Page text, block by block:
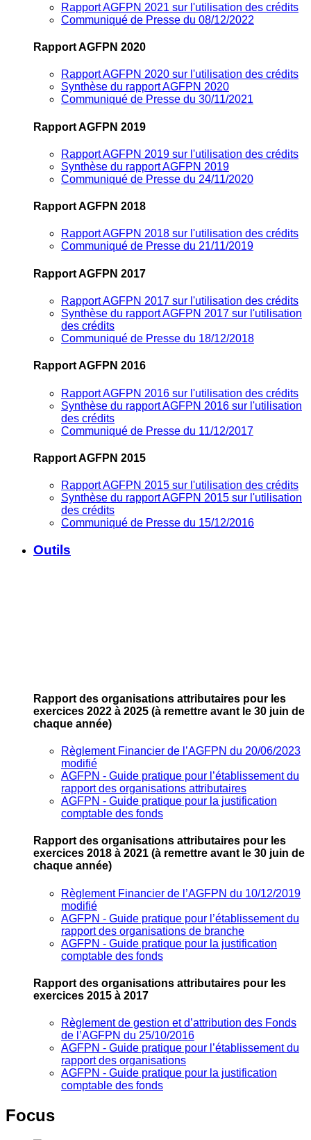
Rapport AGFPN 2021 sur l'utilisation des crédits
Communiqué de Presse du 08/12/2022
Rapport AGFPN 2020
Rapport AGFPN 2020 sur l'utilisation des crédits
Synthèse du rapport AGFPN 2020
Communiqué de Presse du 30/11/2021
Rapport AGFPN 2019
Rapport AGFPN 2019 sur l'utilisation des crédits
Synthèse du rapport AGFPN 2019
Communiqué de Presse du 24/11/2020
Rapport AGFPN 2018
Rapport AGFPN 2018 sur l'utilisation des crédits
Communiqué de Presse du 21/11/2019
Rapport AGFPN 2017
Rapport AGFPN 2017 sur l'utilisation des crédits
Synthèse du rapport AGFPN 2017 sur l'utilisation
des crédits
Communiqué de Presse du 18/12/2018
Rapport AGFPN 2016
Rapport AGFPN 2016 sur l'utilisation des crédits
Synthèse du rapport AGFPN 2016 sur l'utilisation
des crédits
Communiqué de Presse du 11/12/2017
Rapport AGFPN 2015
Rapport AGFPN 2015 sur l'utilisation des crédits
Synthèse du rapport AGFPN 2015 sur l'utilisation
des crédits
Communiqué de Presse du 15/12/2016
Outils
Rapport des organisations attributaires pour les
exercices 2022 à 2025 (à remettre avant le 30 juin de
chaque année)
Règlement Financier de l’AGFPN du 20/06/2023
modifié
AGFPN ‐ Guide pratique pour l’établissement du
rapport des organisations attributaires
AGFPN ‐ Guide pratique pour la justification
comptable des fonds
Rapport des organisations attributaires pour les
exercices 2018 à 2021 (à remettre avant le 30 juin de
chaque année)
Règlement Financier de l’AGFPN du 10/12/2019
modifié
AGFPN ‐ Guide pratique pour l’établissement du
rapport des organisations de branche
AGFPN ‐ Guide pratique pour la justification
comptable des fonds
Rapport des organisations attributaires pour les
exercices 2015 à 2017
Règlement de gestion et d’attribution des Fonds
de l’AGFPN du 25/10/2016
AGFPN ‐ Guide pratique pour l’établissement du
rapport des organisations
AGFPN ‐ Guide pratique pour la justification
comptable des fonds
Focus